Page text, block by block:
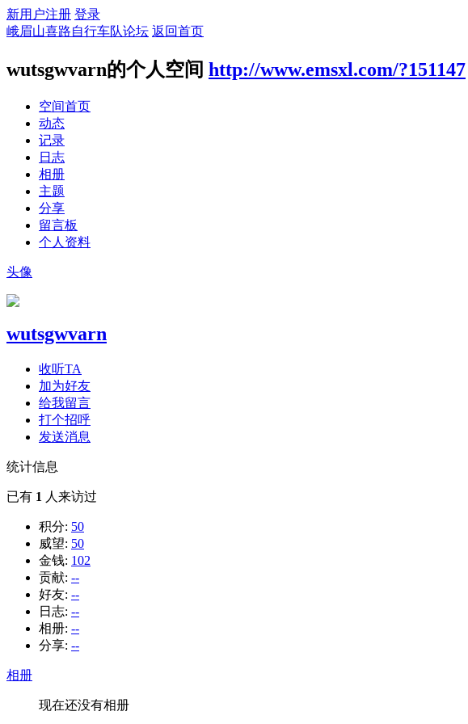
新用户注册 登录
峨眉山喜路自行车队论坛 返回首页
wutsgwvarn的个人空间 http://www.emsxl.com/?151147
空间首页
动态
记录
日志
相册
主题
分享
留言板
个人资料
头像
wutsgwvarn
收听TA
加为好友
给我留言
打个招呼
发送消息
统计信息
已有 1 人来访过
积分: 50
威望: 50
金钱: 102
贡献: --
好友: --
日志: --
相册: --
分享: --
相册
现在还没有相册